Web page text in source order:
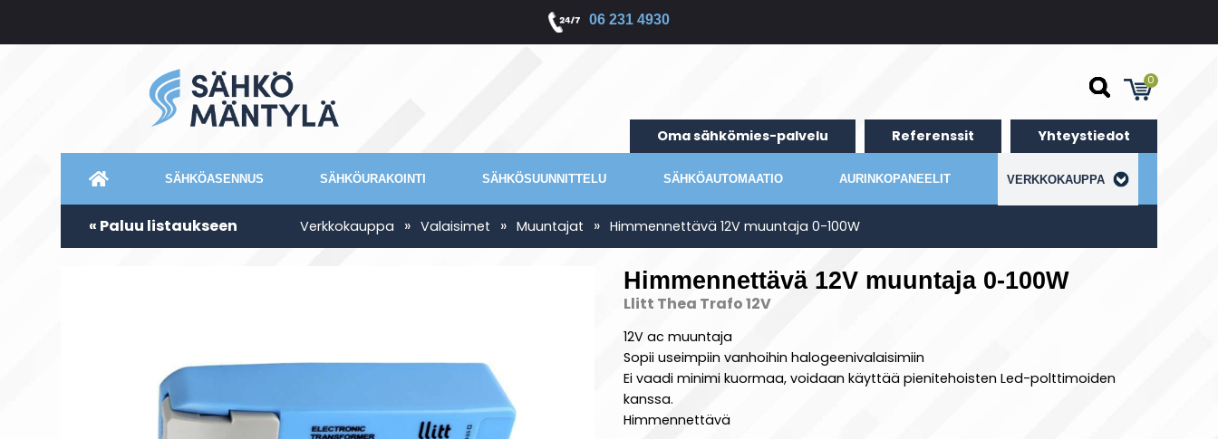
06 231 4930
0
Oma sähkömies-palvelu Referenssit Yhteystiedot
SÄHKÖASENNUS SÄHKÖURAKOINTI SÄHKÖSUUNNITTELU SÄHKÖAUTOMAATIO AURINKOPANEELIT VERKKOKAUPPA
« Paluu listaukseen Verkkokauppa » Valaisimet » Muuntajat » Himmennettävä 12V muuntaja 0-100W
Himmennettävä 12V muuntaja 0-100W
Llitt Thea Trafo 12V
12V ac muuntaja
Sopii useimpiin vanhoihin halogeenivalaisimiin
Ei vaadi minimi kuormaa, voidaan käyttää pienitehoisten Led-polttimoiden
kanssa.
Himmennettävä